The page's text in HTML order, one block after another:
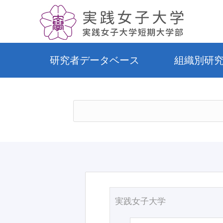
研究者データベース 組織別研
実践女子大学